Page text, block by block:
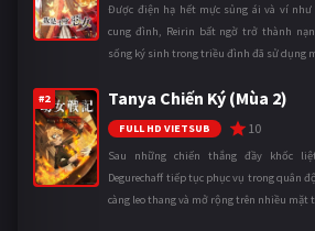
Được điện hạ hết mực sủng ái và ví
cung đình, Reirin bất ngờ trở thành
sống ký sinh trong triều đình đã sử dụng
#2 Tanya Chiến Ký (Mùa 2)
FULL HD VIETSUB 10
Sau những chiến thắng đầy khốc
Degurechaff tiếp tục phục vụ trong quân
càng leo thang và mở rộng trên nhiều mặt